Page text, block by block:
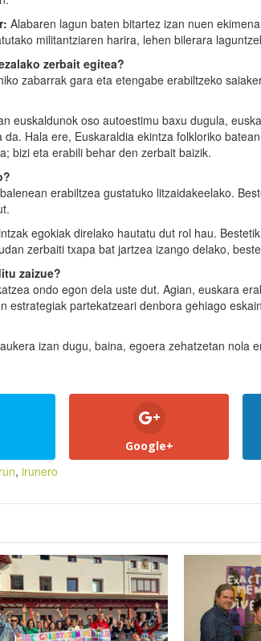
Alabaren lagun baten bitartez izan nuen
militantziaren harira, lehen bilerara
zerbait egitea?
zabarrak gara eta etengabe erabiltzeko
euskaldunok oso autoestimu baxu dugula,
Hala ere, Euskaraldia ekintza folkloriko
bizi eta erabili behar den zerbait baizik.
erabiltzea gustatuko litzaidakeelako.
egokiak direlako hautatu dut rol hau.
zerbaiti txapa bat jartzea izango delako,
zaizue?
ondo egon dela uste dut. Agian, euskara
estrategiak partekatzeari denbora gehiago
izan dugu, baina, egoera zehatzetan nola
Google+
, irunero